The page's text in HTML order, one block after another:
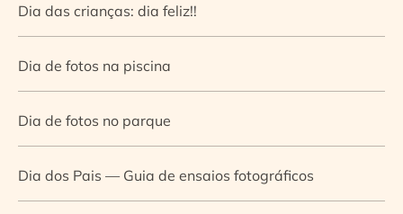
Dia das crianças: dia feliz!!
Dia de fotos na piscina
Dia de fotos no parque
Dia dos Pais — Guia de ensaios fotográficos